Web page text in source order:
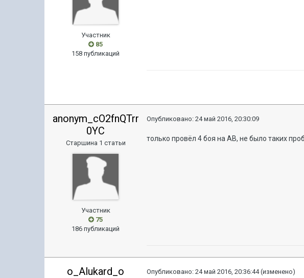
Участник
85
158 публикаций
anonym_cO2fnQTrr
0YC
Старшина 1 статьи
Участник
75
186 публикаций
Опубликовано:24 май 2016, 20:30:09
только провёл 4 боя на АВ, не было таких
o_Alukard_o Опубликовано:24 май 2016, 20:36:44 (изменено)